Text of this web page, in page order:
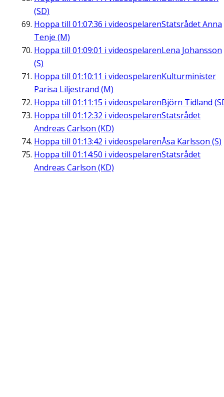
(SD)
Hoppa till 01:07:36 i videospelarenStatsrådet Anna
Tenje (M)
Hoppa till 01:09:01 i videospelarenLena Johansson
(S)
Hoppa till 01:10:11 i videospelarenKulturminister
Parisa Liljestrand (M)
Hoppa till 01:11:15 i videospelarenBjörn Tidland
Hoppa till 01:12:32 i videospelarenStatsrådet
Andreas Carlson (KD)
Hoppa till 01:13:42 i videospelarenÅsa Karlsson (S)
Hoppa till 01:14:50 i videospelarenStatsrådet
Andreas Carlson (KD)